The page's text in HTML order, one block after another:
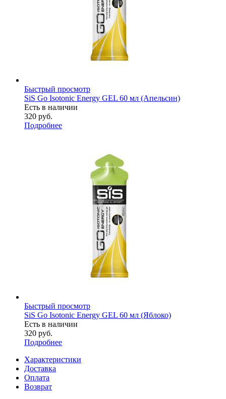
Быстрый просмотр
SiS Go Isotonic Energy GEL 60 мл (Апельсин)
Есть в наличии
320 руб.
Подробнее
Быстрый просмотр
SiS Go Isotonic Energy GEL 60 мл (Яблоко)
Есть в наличии
320 руб.
Подробнее
Характеристики
Доставка
Оплата
Возврат